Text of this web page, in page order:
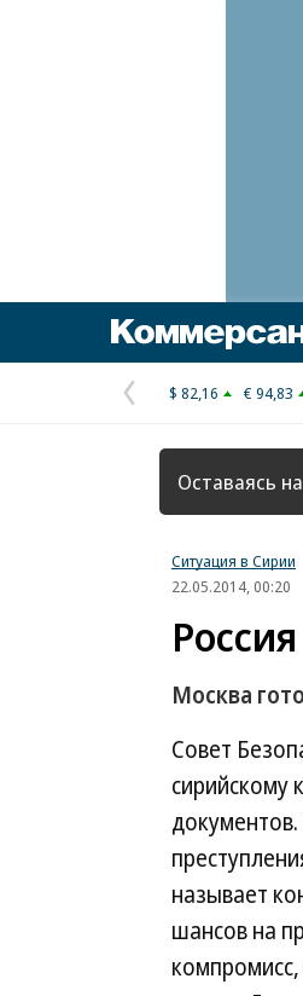
Предыдущая
страница
$ 82,16 € 94,83
Оставаясь
Ситуация в Сирии
22.05.2014, 00:20
Москва
Совет
сирийскому
называет
шансов на